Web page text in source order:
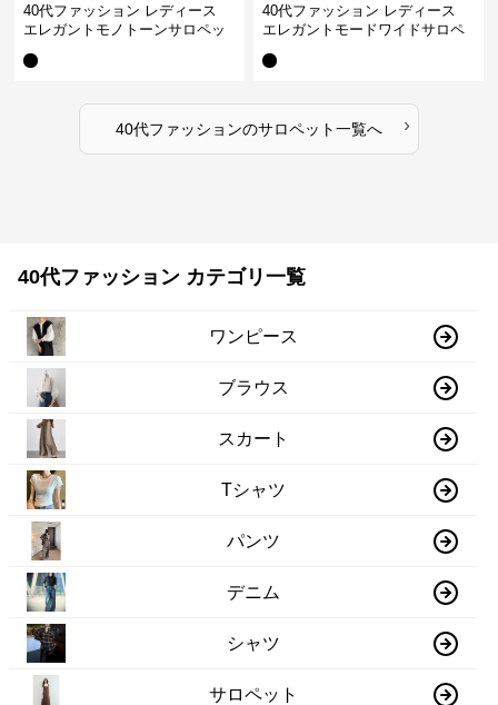
40代ファッション レディース
エレガントモノトーンサロペッ
ン
40代ファッション レディース
エレガントモードワイドサロペ
ワン
40代ファッションのサロペット一覧へ ›
40代ファッション カテゴリ一覧
ワンピース
ブラウス
スカート
Tシャツ
パンツ
デニム
シャツ
サロペット